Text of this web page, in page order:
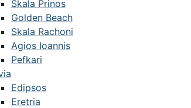
Skala Prinos
Golden Beach
Skala Rachoni
Agios Ioannis
Pefkari
Edipsos
Eretria